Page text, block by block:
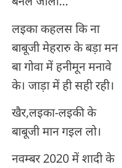
लइका कहलस कि ना
बाबूजी मेहरारु के बड़ा मन
बा गोवा में हनीमून मनावे
के। जाड़ा में ही सही रही।
खैर,लइका-लइकी के
बाबूजी मान गइल लो।
नवम्बर 2020 में शादी के